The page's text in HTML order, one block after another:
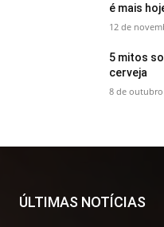
é mais
12 de
5 mitos
cerveja
8 de outubro
ÚLTIMAS NOTÍCIAS